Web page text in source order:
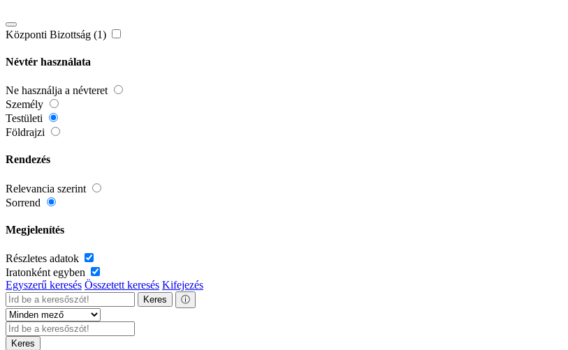
Központi Bizottság (1)
Névtér használata
Ne használja a névteret
Személy
Testületi
Földrajzi
Rendezés
Relevancia szerint
Sorrend
Megjelenítés
Részletes adatok
Iratonként egyben
Egyszerű keresés Összetett keresés Kifejezés
Keres ⓘ
Keres